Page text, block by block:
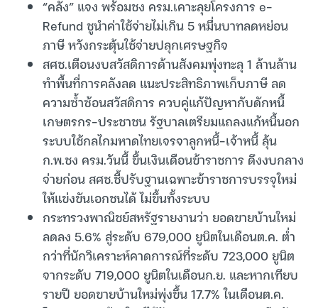
“คลัง” แจง พร้อมชง ครม.เคาะลุยโครงการ e-
Refund ชูนำค่าใช้จ่ายไม่เกิน 5 หมื่นบาทลดหย่อน
ภาษี หวังกระตุ้นใช้จ่ายปลุกเศรษฐกิจ
สศช.เตือนงบสวัสดิการด้านสังคมพุ่งทะลุ 1 ล้านล้าน
ทำพื้นที่การคลังลด แนะประสิทธิภาพเก็บภาษี ลด
ความซ้ำซ้อนสวัสดิการ ควบคู่แก้ปัญหากับดักหนี้
เกษตรกร-ประชาชน รัฐบาลเตรียมแถลงแก้หนี้นอก
ระบบใช้กลไกมหาดไทยเจรจาลูกหนี้-เจ้าหนี้ ลุ้น
ก.พ.ชง ครม.วันนี้ ขึ้นเงินเดือนข้าราชการ ดึงงบกลาง
จ่ายก่อน สศช.ชี้ปรับฐานเฉพาะข้าราชการบรรจุใหม่
ให้แข่งขันเอกชนได้ ไม่ขึ้นทั้งระบบ
กระทรวงพาณิชย์สหรัฐรายงานว่า ยอดขายบ้านใหม่
ลดลง 5.6% สู่ระดับ 679,000 ยูนิตในเดือนต.ค. ต่ำ
กว่าที่นักวิเคราะห์คาดการณ์ที่ระดับ 723,000 ยูนิต
จากระดับ 719,000 ยูนิตในเดือนก.ย. และหากเทียบ
รายปี ยอดขายบ้านใหม่พุ่งขึ้น 17.7% ในเดือนต.ค.